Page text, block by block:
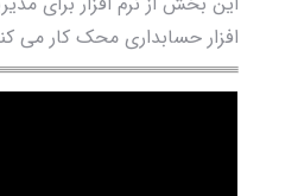
افزار حسابداری محک کار می